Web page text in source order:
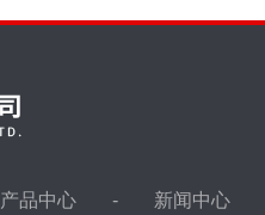
产品中心 新闻中心